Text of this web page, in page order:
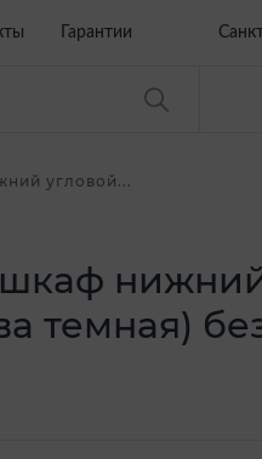
Гарантии
угловой...
шкаф
темная)